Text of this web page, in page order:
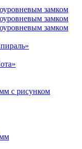
замком
замком
замком
с рисунком